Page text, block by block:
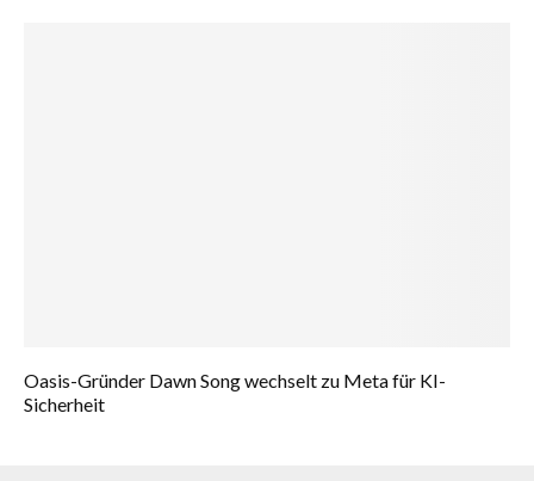
Oasis-Gründer Dawn Song wechselt zu Meta für KI-
Sicherheit